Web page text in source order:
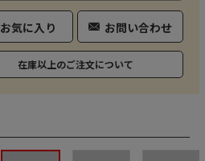
お気に入り お問い合わせ
在庫以上のご注文について